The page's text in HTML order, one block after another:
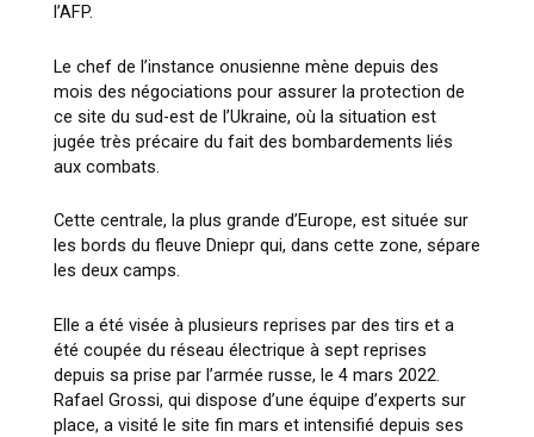
l’AFP.
Le chef de l’instance onusienne mène depuis des
mois des négociations pour assurer la protection de
ce site du sud-est de l’Ukraine, où la situation est
jugée très précaire du fait des bombardements liés
aux combats.
Cette centrale, la plus grande d’Europe, est située sur
les bords du fleuve Dniepr qui, dans cette zone, sépare
les deux camps.
Elle a été visée à plusieurs reprises par des tirs et a
été coupée du réseau électrique à sept reprises
depuis sa prise par l’armée russe, le 4 mars 2022.
Rafael Grossi, qui dispose d’une équipe d’experts sur
place, a visité le site fin mars et intensifié depuis ses